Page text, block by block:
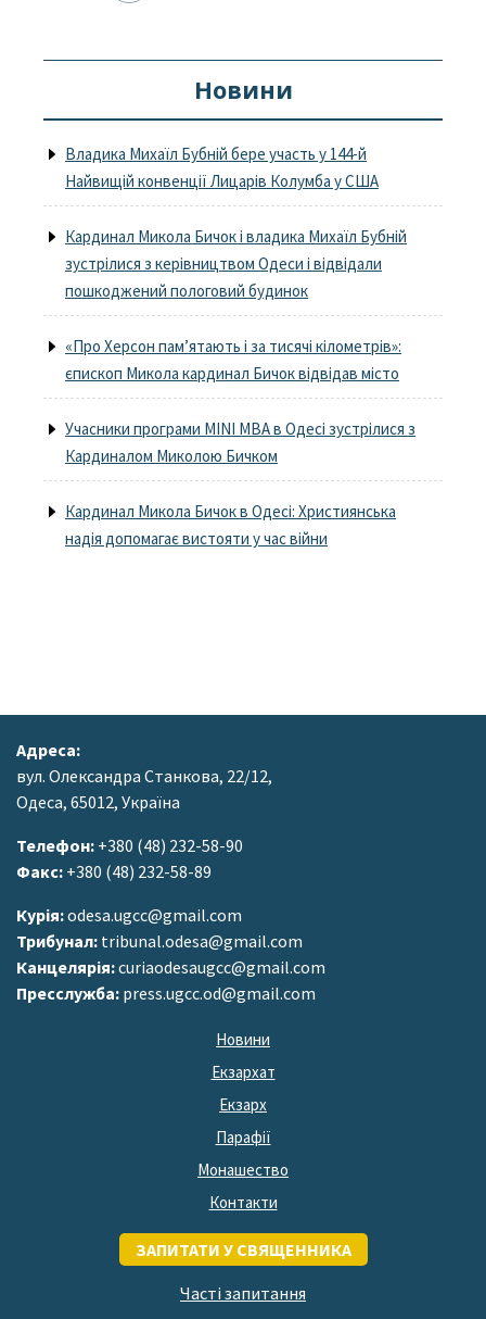
Новини
Владика Михаїл Бубній бере участь у 144-й
Найвищій конвенції Лицарів Колумба у США
Кардинал Микола Бичок і владика Михаїл Бубній
зустрілися з керівництвом Одеси і відвідали
пошкоджений пологовий будинок
«Про Херсон пам’ятають і за тисячі кілометрів»:
єпископ Микола кардинал Бичок відвідав місто
Учасники програми MINI MBA в Одесі зустрілися з
Кардиналом Миколою Бичком
Кардинал Микола Бичок в Одесі: Християнська
надія допомагає вистояти у час війни
Адреса:
вул. Олександра Станкова, 22/12,
Одеса, 65012, Україна
Телефон: +380 (48) 232-58-90
Факс: +380 (48) 232-58-89
Курія:odesa.ugcc@gmail.com
Трибунал: tribunal.odesa@gmail.com
Канцелярія:curiaodesaugcc@gmail.com
Пресслужба: press.ugcc.od@gmail.com
Новини
Екзархат
Екзарх
Парафії
Монашество
Контакти
ЗАПИТАТИ У СВЯЩЕННИКА
Часті запитання